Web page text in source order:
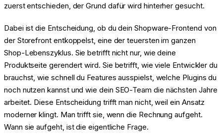
zuerst entschieden, der Grund dafür wird hinterher gesucht.
Dabei ist die Entscheidung, ob du dein Shopware-Frontend von
der Storefront entkoppelst, eine der teuersten im ganzen
Shop-Lebenszyklus. Sie betrifft nicht nur, wie deine
Produktseite gerendert wird. Sie betrifft, wie viele Entwickler du
brauchst, wie schnell du Features ausspielst, welche Plugins du
noch nutzen kannst und wie dein SEO-Team die nächsten Jahre
arbeitet. Diese Entscheidung trifft man nicht, weil ein Ansatz
moderner klingt. Man trifft sie, wenn die Rechnung aufgeht.
Wann sie aufgeht, ist die eigentliche Frage.